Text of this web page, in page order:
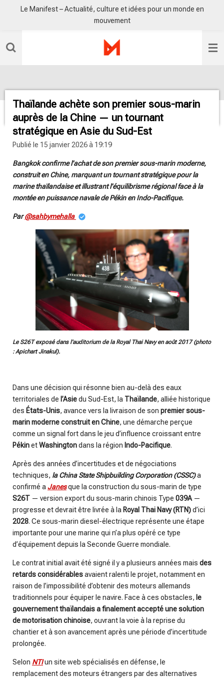
Passer
principal
Le Manifest – Actualité, culture et idées pour un monde en
mouvement
Thaïlande achète son premier sous-marin
auprès de la Chine — un tournant
stratégique en Asie du Sud-Est
Publié le 15 janvier 2026 à 19:19
Bangkok confirme l’achat de son premier sous-marin moderne,
construit en Chine, marquant un tournant stratégique pour la
marine thaïlandaise et illustrant l’équilibrisme régional face à la
montée en puissance navale de Pékin en Indo-Pacifique.
Par@sahbymehalla
Le S26T exposé dans l’auditorium de la Royal Thai Navy en août 2017 (photo
: Apichart Jinakul).
Dans une décision qui résonne bien au-delà des eaux
territoriales de l’Asiedu Sud-Est, la Thaïlande, alliée historique
des États-Unis, avance vers la livraison de son premier sous-
marin moderne construit en Chine, une démarche perçue
comme un signal fort dans le jeu d’influence croissant entre
PékinetWashingtondans la région Indo-Pacifique.
Après des années d’incertitudes et de négociations
techniques, la China State Shipbuilding Corporation (CSSC)a
confirmé a Janesque la construction du sous-marin de type
S26T — version export du sous-marin chinois Type 039A —
progresse et devrait être livrée à la Royal Thai Navy (RTN)d’ici
2028. Ce sous-marin diesel-électrique représente une étape
importante pour une marine qui n’a plus opéré ce type
d’équipement depuis la Seconde Guerre mondiale.
Le contrat initial avait été signé il y a plusieurs années mais des
retards considérablesavaient ralenti le projet, notamment en
raison de l’impossibilité d’obtenir des moteurs allemands
traditionnels pour équiper le navire. Face à ces obstacles, le
gouvernement thaïlandais a finalement accepté une solution
de motorisation chinoise, ouvrant la voie à la reprise du
chantier et à son avancement après une période d’incertitude
prolongée.
Selon NTIun site web spécialisés en défense, le
remplacement des moteurs étrangers par des alternatives